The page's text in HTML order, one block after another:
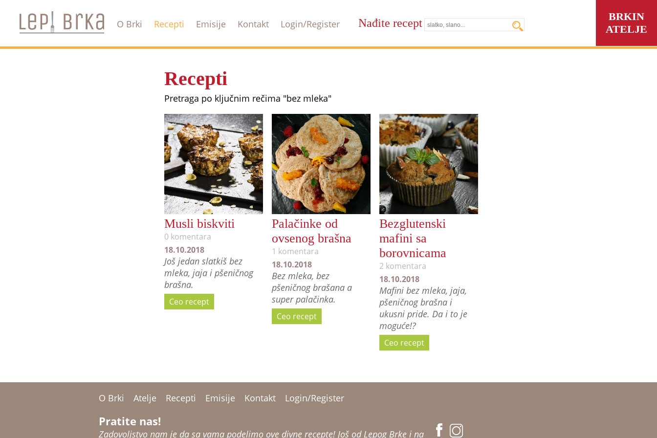
O Brki Recepti Emisije Kontakt Login/Register Nađite recept
BRKIN
ATELJE
Recepti
Pretraga po ključnim rečima "bez mleka"
Musli biskviti
0 komentara
18.10.2018
Još jedan slatkiš bez
mleka, jaja i pšeničnog
brašna.
Ceo recept
Palačinke od
ovsenog brašna
1 komentara
18.10.2018
Bez mleka, bez
pšeničnog brašana a
super palačinka.
Ceo recept
Bezglutenski
mafini sa
borovnicama
2 komentara
18.10.2018
Mafini bez mleka, jaja,
pšeničnog brašna i
ukusni pride. Da i to je
moguće!?
Ceo recept
O Brki Atelje Recepti Emisije Kontakt Login/Register
Pratite nas!
Zadovoljstvo nam je da sa vama podelimo ove divne recepte! Još od Lepog Brke i na